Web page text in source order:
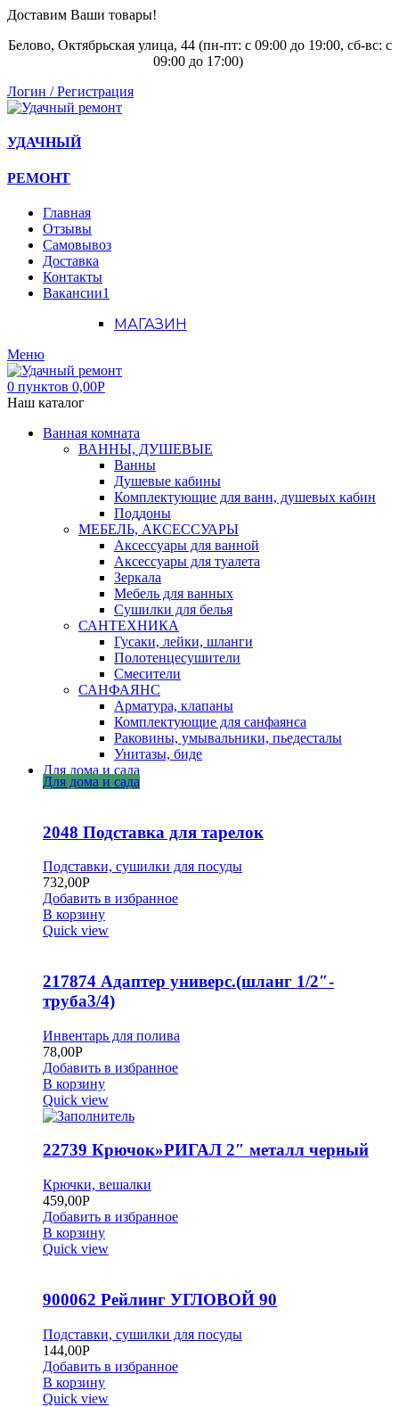
Доставим Ваши товары!
Белово, Октябрьская улица, 44 (пн-пт: с 09:00 до 19:00, сб-вс: с
09:00 до 17:00)
Логин / Регистрация
УДАЧНЫЙ
РЕМОНТ
Главная
Отзывы
Самовывоз
Доставка
Контакты
Вакансии1
МАГАЗИН
Меню
0 пунктов 0,00Р
Наш каталог
Ванная комната
ВАННЫ, ДУШЕВЫЕ
Ванны
Душевые кабины
Комплектующие для ванн, душевых кабин
Поддоны
МЕБЕЛЬ, АКСЕССУАРЫ
Аксессуары для ванной
Аксессуары для туалета
Зеркала
Мебель для ванных
Сушилки для белья
САНТЕХНИКА
Гусаки, лейки, шланги
Полотенцесушители
Смесители
САНФАЯНС
Арматура, клапаны
Комплектующие для санфаянса
Раковины, умывальники, пьедесталы
Унитазы, биде
Для дома и сада
Для дома и сада
2048 Подставка для тарелок
Подставки, сушилки для посуды
732,00Р
Добавить в избранное
В корзину
Quick view
217874 Адаптер универс.(шланг 1/2″-
труба3/4)
Инвентарь для полива
78,00Р
Добавить в избранное
В корзину
Quick view
22739 Крючок»РИГАЛ 2″ металл черный
Крючки, вешалки
459,00Р
Добавить в избранное
В корзину
Quick view
900062 Рейлинг УГЛОВОЙ 90
Подставки, сушилки для посуды
144,00Р
Добавить в избранное
В корзину
Quick view